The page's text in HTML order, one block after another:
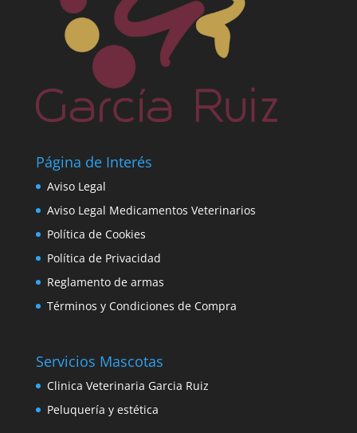
Página de Interés
Aviso Legal
Aviso Legal Medicamentos Veterinarios
Política de Cookies
Política de Privacidad
Reglamento de armas
Términos y Condiciones de Compra
Servicios Mascotas
Clinica Veterinaria Garcia Ruiz
Peluquería y estética